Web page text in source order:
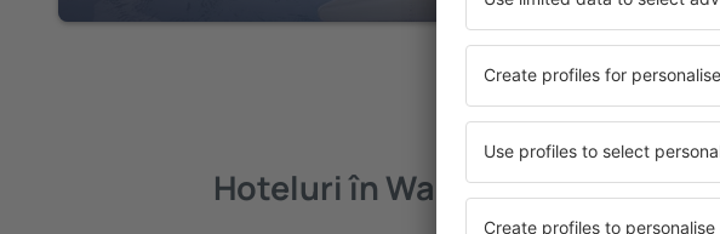
Vedeți
Hoteluri în Waldrach